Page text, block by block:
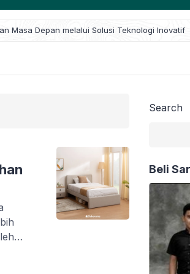
Era Baru: Zid Zafeer Resmi Meluncurkan
Search
Beli